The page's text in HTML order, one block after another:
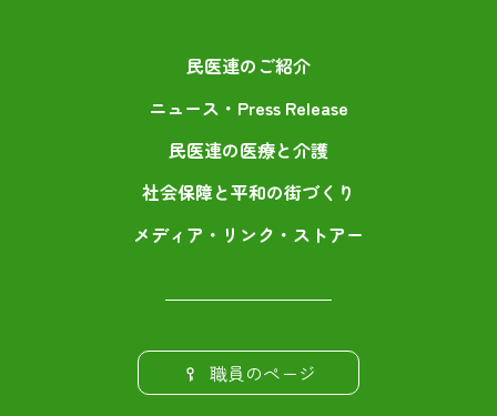
民医連のご紹介
ニュース・Press Release
民医連の医療と介護
社会保障と平和の街づくり
メディア・リンク・ストアー
職員のページ